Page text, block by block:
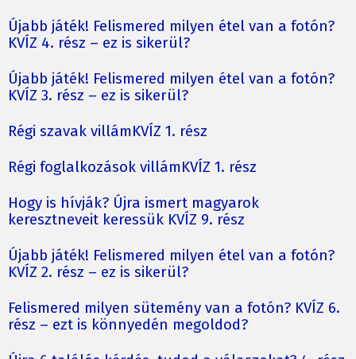
Újabb játék! Felismered milyen étel van a fotón?
KVÍZ 4. rész – ez is sikerül?
Újabb játék! Felismered milyen étel van a fotón?
KVÍZ 3. rész – ez is sikerül?
Régi szavak villámKVÍZ 1. rész
Régi foglalkozások villámKVÍZ 1. rész
Hogy is hívják? Újra ismert magyarok
keresztneveit keressük KVÍZ 9. rész
Újabb játék! Felismered milyen étel van a fotón?
KVÍZ 2. rész – ez is sikerül?
Felismered milyen sütemény van a fotón? KVÍZ 6.
rész – ezt is könnyedén megoldod?